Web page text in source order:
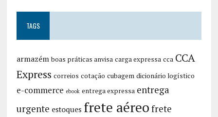
TAGS
armazém boas práticas anvisa carga expressa cca CCA
Express correios cotação cubagem dicionário logístico
e-commerce ebook entrega expressa entrega
urgente estoques frete aéreo frete